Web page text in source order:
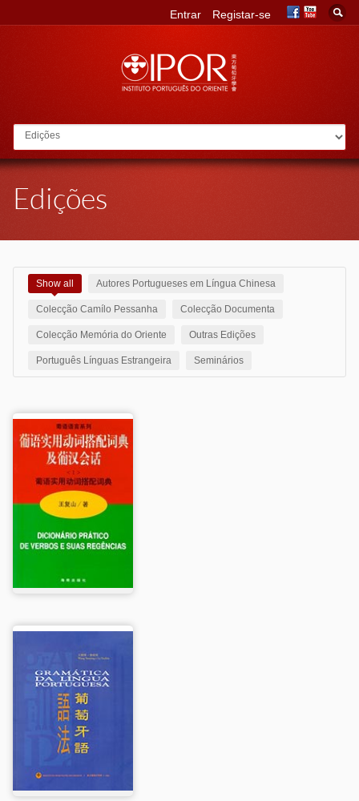
Go to:
Entrar Registar-se
Edições
Show all Autores Portugueses em Língua Chinesa
Colecção Camílo Pessanha Colecção Documenta
Colecção Memória do Oriente Outras Edições
Português Línguas Estrangeira Seminários